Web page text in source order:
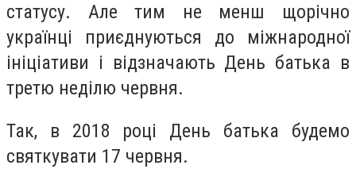
статусу. Але тим не менш щорічно
українці приєднуються до міжнародної
ініціативи і відзначають День батька в
третю неділю червня.
Так, в 2018 році День батька будемо
святкувати 17 червня.